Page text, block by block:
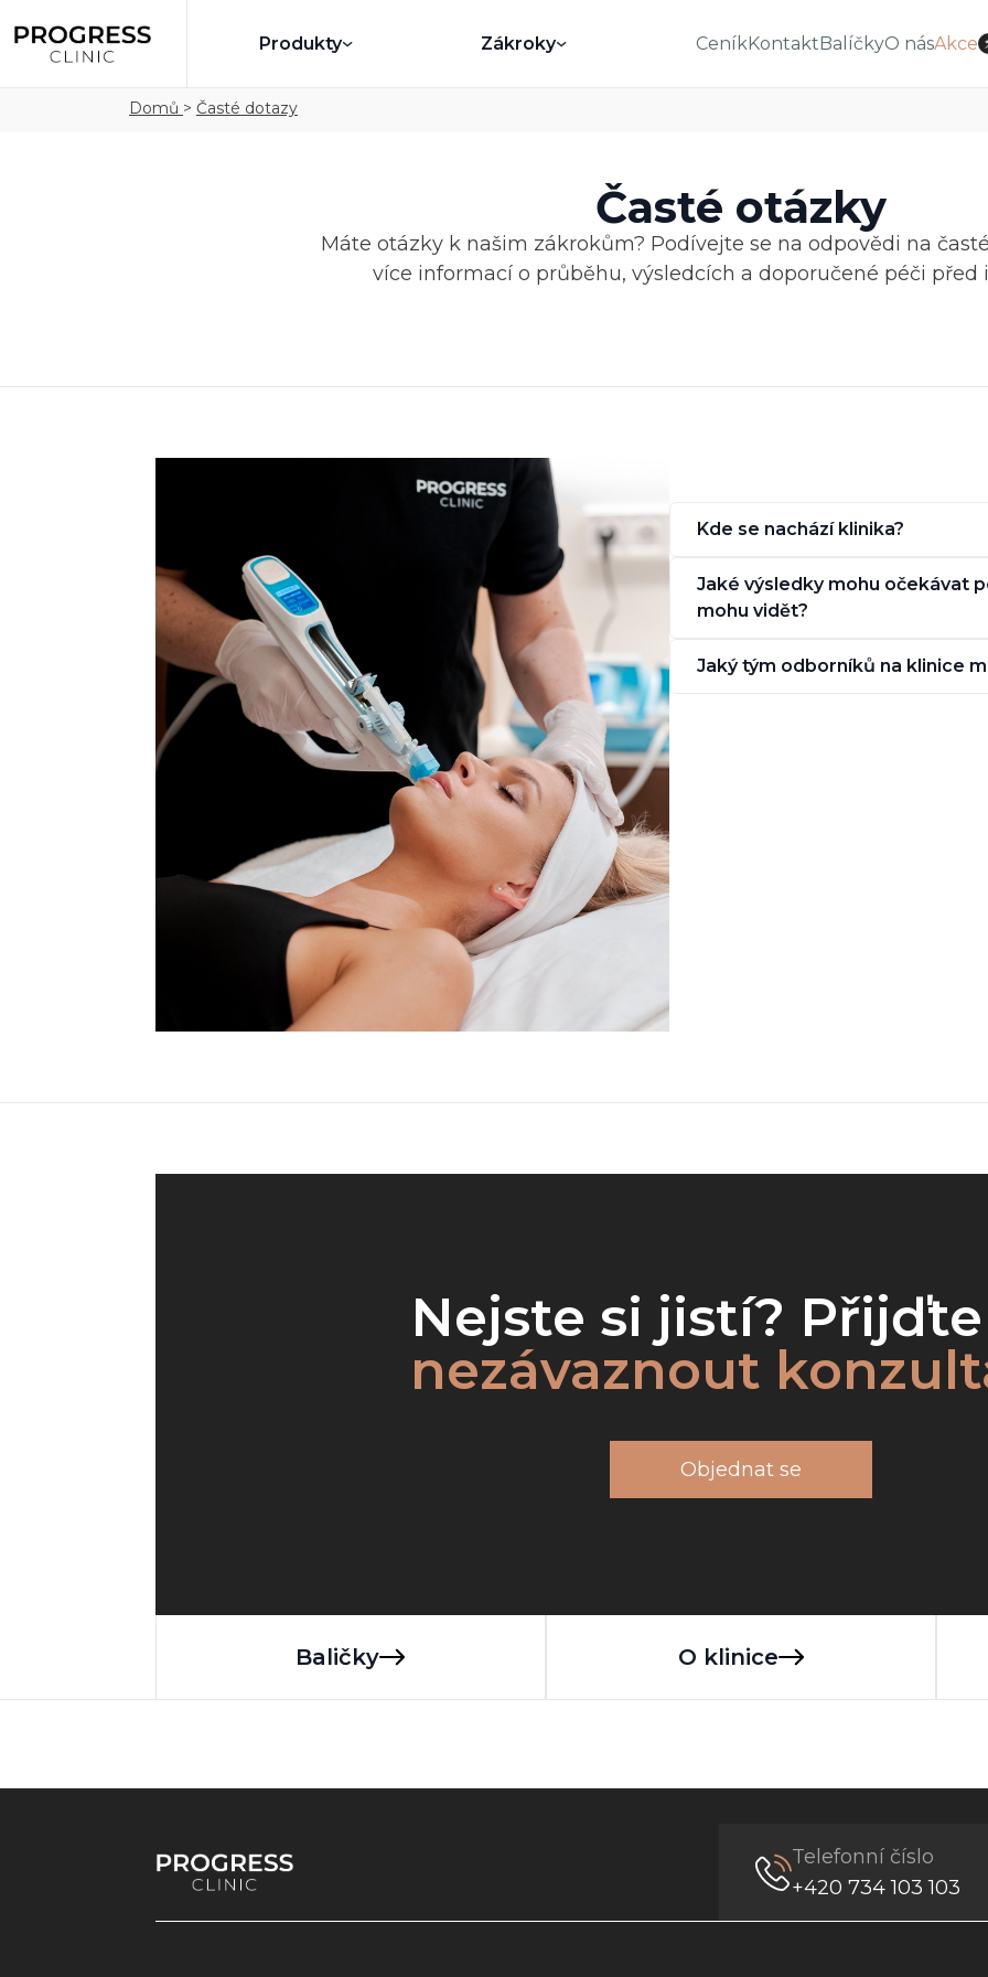
Produkty Zákroky CeníkKontaktBalíčkyO násAkce
Domů > Časté dotazy
Časté otázky
Máte otázky k našim zákrokům? Podívejte se na odpovědi na
více informací o průběhu, výsledcích a doporučené péči před
Kde se nachází klinika?
Jaké výsledky mohu očekávat
mohu vidět?
Jaký tým odborníků na klinice
Nejste si jistí?
nezávaznout
Objednat se
Baličky O klinice
Telefonní číslo
+420 734 103 103